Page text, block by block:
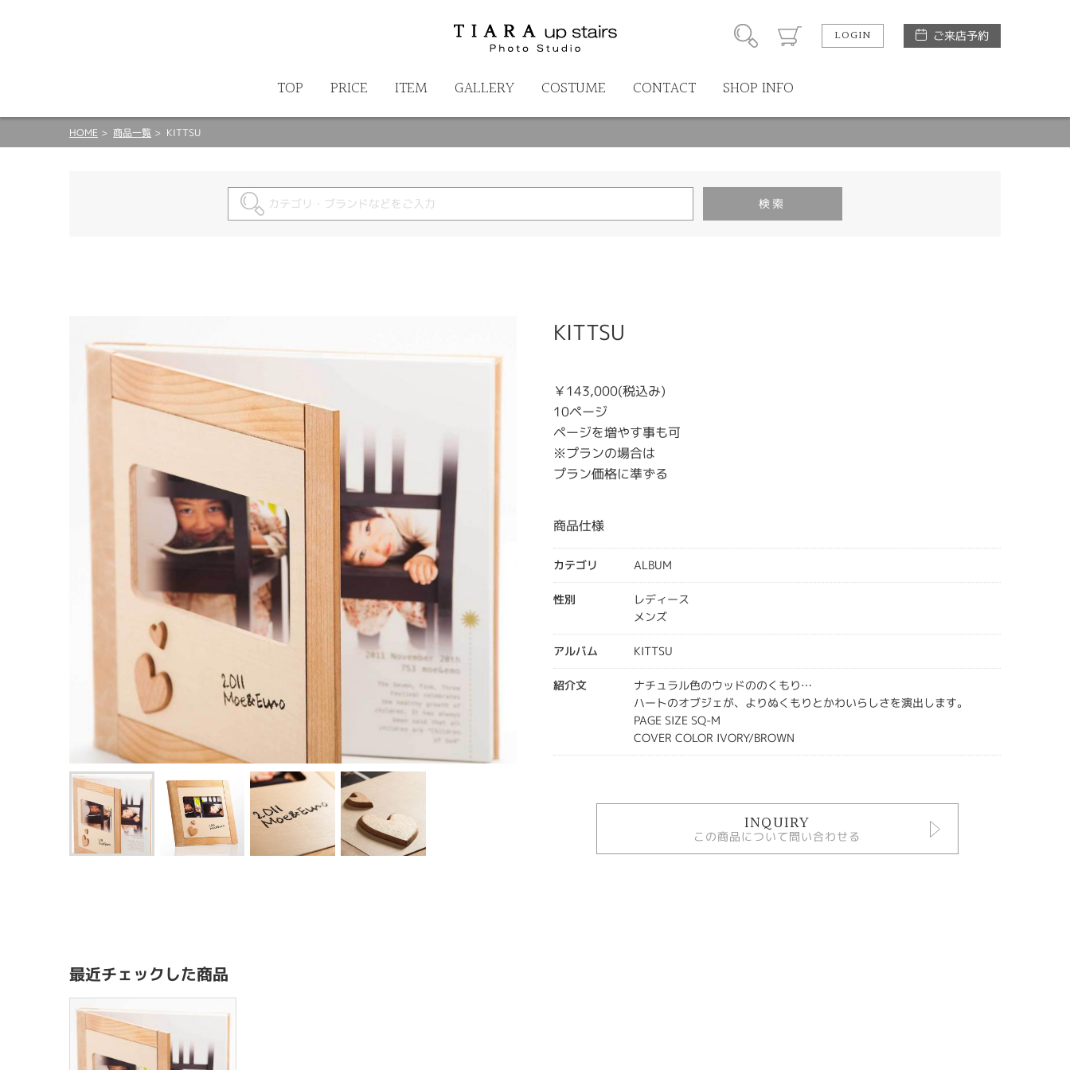
LOGIN ご来店予約
TOP PRICE ITEM GALLERY COSTUME CONTACT SHOP INFO
HOME 商品一覧 KITTSU
KITTSU
￥143,000(税込み)
10ページ
ページを増やす事も可
※プランの場合は
プラン価格に準ずる
商品仕様
カテゴリ ALBUM
性別
レディース
メンズ
アルバム KITTSU
紹介文
ナチュラル色のウッドののくもり…
ハートのオブジェが、よりぬくもりとかわいらしさを演出します。
PAGE SIZE SQ-M
COVER COLOR IVORY/BROWN
INQUIRY
この商品について問い合わせる
最近チェックした商品